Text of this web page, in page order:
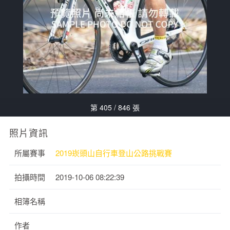
第 405 / 846 張
照片資訊
所屬賽事 2019崁頭山自行車登山公路挑戰賽
拍攝時間 2019-10-06 08:22:39
相簿名稱
作者